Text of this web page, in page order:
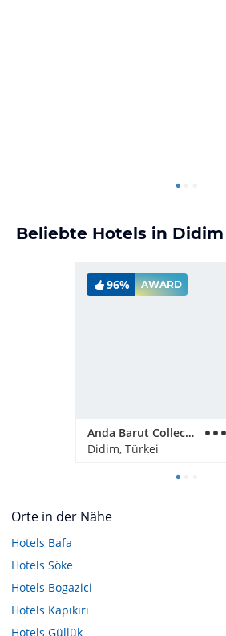
Beliebte Hotels in Didim
96% AWARD
Anda Barut Collection
Didim, Türkei
Orte in der Nähe
Hotels Bafa
Hotels Söke
Hotels Bogazici
Hotels Kapıkırı
Hotels Güllük